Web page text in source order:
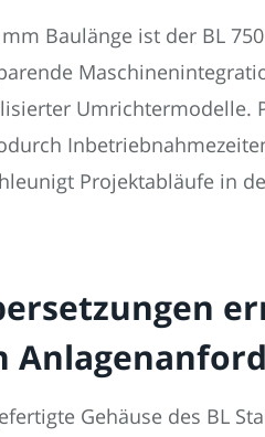
Baulänge ist der BL
Projektabläufe in
Gehäuse des BL